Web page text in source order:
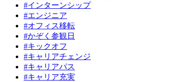
#インターンシップ
#エンジニア
#オフィス移転
#かぞく参観日
#キックオフ
#キャリアチェンジ
#キャリアパス
#キャリア充実